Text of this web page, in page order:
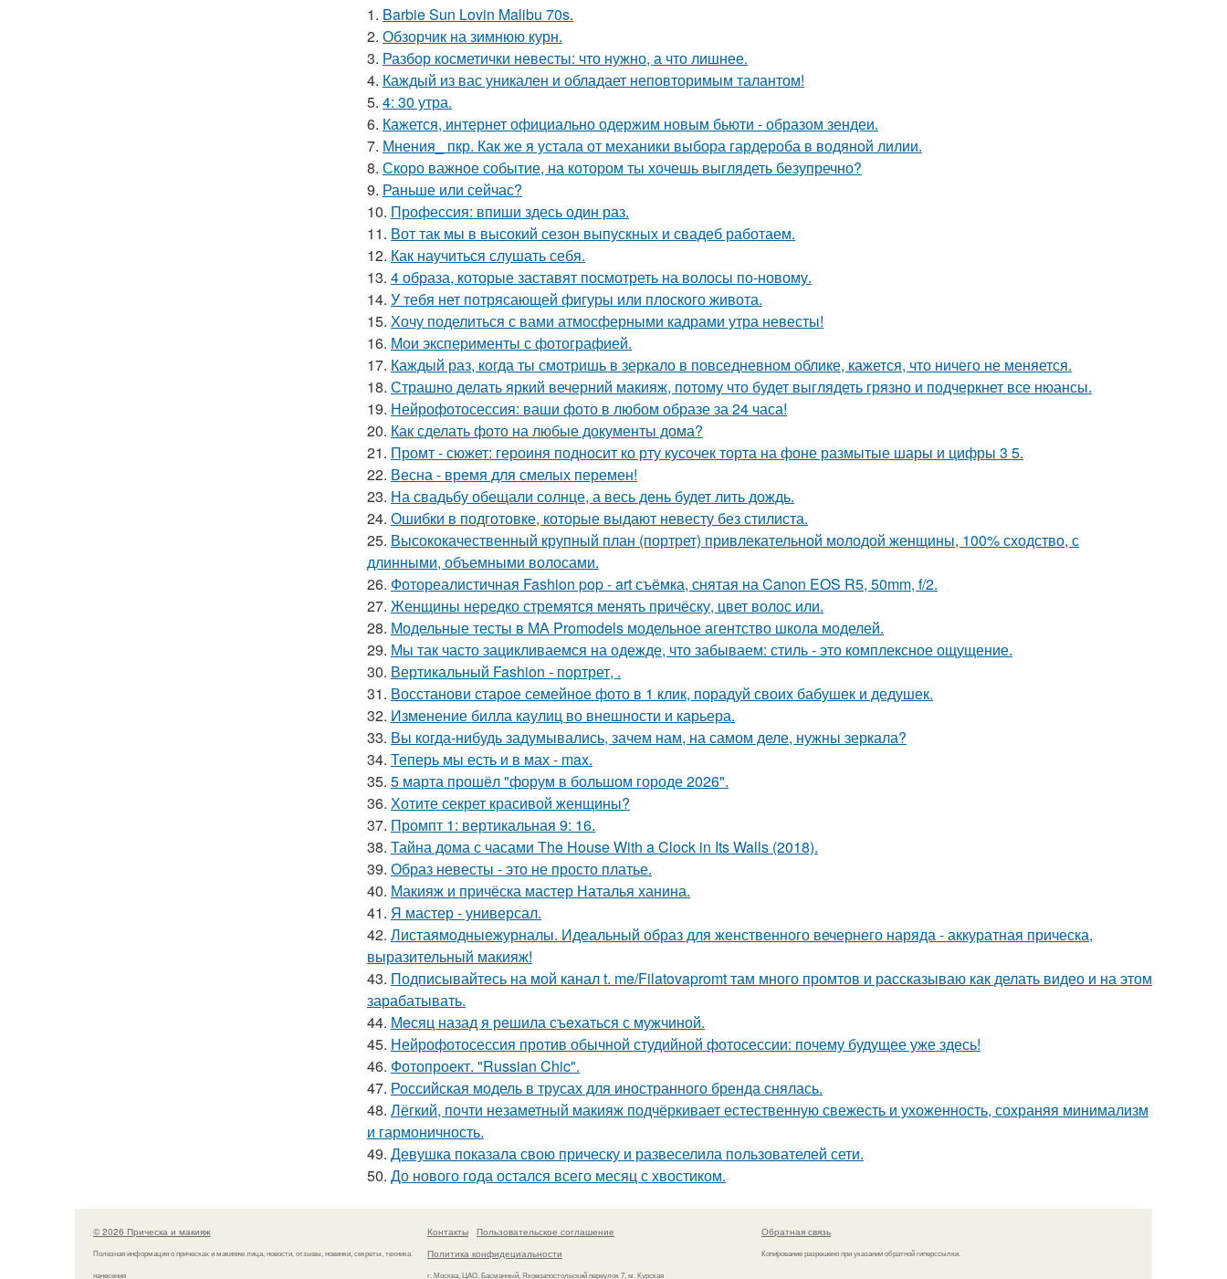
1. Barbie Sun Lovin Malibu 70s.
2. Обзорчик на зимнюю курн.
3. Разбор косметички невесты: что нужно, а что лишнее.
4. Каждый из вас уникален и обладает неповторимым талантом!
5. 4: 30 утра.
6. Кажется, интернет официально одержим новым бьюти - образом зендеи.
7. Мнения_ пкр. Как же я устала от механики выбора гардероба в водяной лилии.
8. Скоро важное событие, на котором ты хочешь выглядеть безупречно?
9. Раньше или сейчас?
10. Профессия: впиши здесь один раз.
11. Вот так мы в высокий сезон выпускных и свадеб работаем.
12. Как научиться слушать себя.
13. 4 образа, которые заставят посмотреть на волосы по-новому.
14. У тебя нет потрясающей фигуры или плоского живота.
15. Хочу поделиться с вами атмосферными кадрами утра невесты!
16. Мои эксперименты с фотографией.
17. Каждый раз, когда ты смотришь в зеркало в повседневном облике, кажется, что ничего не меняется.
18. Страшно делать яркий вечерний макияж, потому что будет выглядеть грязно и подчеркнет все нюансы.
19. Нейрофотосессия: ваши фото в любом образе за 24 часа!
20. Как сделать фото на любые документы дома?
21. Промт - сюжет: героиня подносит ко рту кусочек торта на фоне размытые шары и цифры 3 5.
22. Весна - время для смелых перемен!
23. На свадьбу обещали солнце, а весь день будет лить дождь.
24. Ошибки в подготовке, которые выдают невесту без стилиста.
25. Высококачественный крупный план (портрет) привлекательной молодой женщины, 100% сходство, с
длинными, объемными волосами.
26. Фотореалистичная Fashion pop - art съёмка, снятая на Canon EOS R5, 50mm, f/2.
27. Женщины нередко стремятся менять причёску, цвет волос или.
28. Модельные тесты в МА Promodels модельное агентство школа моделей.
29. Мы так часто зацикливаемся на одежде, что забываем: стиль - это комплексное ощущение.
30. Вертикальный Fashion - портрет, .
31. Восстанови старое семейное фото в 1 клик, порадуй своих бабушек и дедушек.
32. Изменение билла каулиц во внешности и карьера.
33. Вы когда-нибудь задумывались, зачем нам, на самом деле, нужны зеркала?
34. Теперь мы есть и в мах - max.
35. 5 марта прошёл "форум в большом городе 2026".
36. Хотите секрет красивой женщины?
37. Промпт 1: вертикальная 9: 16.
38. Тайна дома с часами The House With a Clock in Its Walls (2018).
39. Образ невесты - это не просто платье.
40. Макияж и причёска мастер Наталья ханина.
41. Я мастер - универсал.
42. Листаямодныежурналы. Идеальный образ для женственного вечернего наряда - аккуратная прическа,
выразительный макияж!
43. Подписывайтесь на мой канал t. me/Filatovapromt там много промтов и рассказываю как делать видео и на этом
зарабатывать.
44. Мeсяц назад я рeшила съeхаться с мужчиной.
45. Нейрофотосессия против обычной студийной фотосессии: почему будущее уже здесь!
46. Фотопроект. "Russian Chic".
47. Российская модель в трусах для иностранного бренда снялась.
48. Лёгкий, почти незаметный макияж подчёркивает естественную свежесть и ухоженность, сохраняя минимализм
и гармоничность.
49. Девушка показала свою прическу и развеселила пользователей сети.
50. До нового года остался всего месяц с хвостиком.
© 2026 Прическа и макияж
Полезная информация о прическах и макияже лица, новости, отзывы, новинки, секреты, техника
нанесения
Контакты
Пользовательское соглашение
Политика конфидециальности
г. Москва, ЦАО, Басманный, Яковоапостольский переулок 7, м. Курская
Обратная связь
Копирование разрешено при указании обратной гиперссылки.